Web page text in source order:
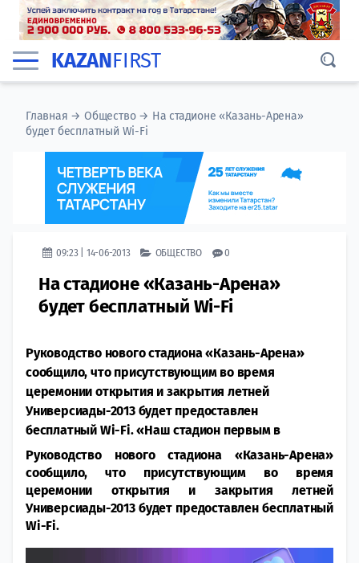
KAZANFIRST
Главная →Общество→ На стадионе «Казань-Арена»
будет бесплатный Wi-Fi
09:23 | 14-06-2013 ОБЩЕСТВО 0
На стадионе «Казань-Арена»
будет бесплатный Wi-Fi
Руководство нового стадиона «Казань-Арена»
сообщило, что присутствующим во время
церемонии открытия и закрытия летней
Универсиады-2013 будет предоставлен
бесплатный Wi-Fi. «Наш стадион первым в
Руководство нового стадиона «Казань-Арена»
сообщило, что присутствующим во время
церемонии открытия и закрытия летней
Универсиады-2013 будет предоставлен бесплатный
Wi-Fi.